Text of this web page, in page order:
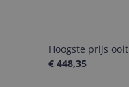
Hoogste prijs ooit
€ 448,35